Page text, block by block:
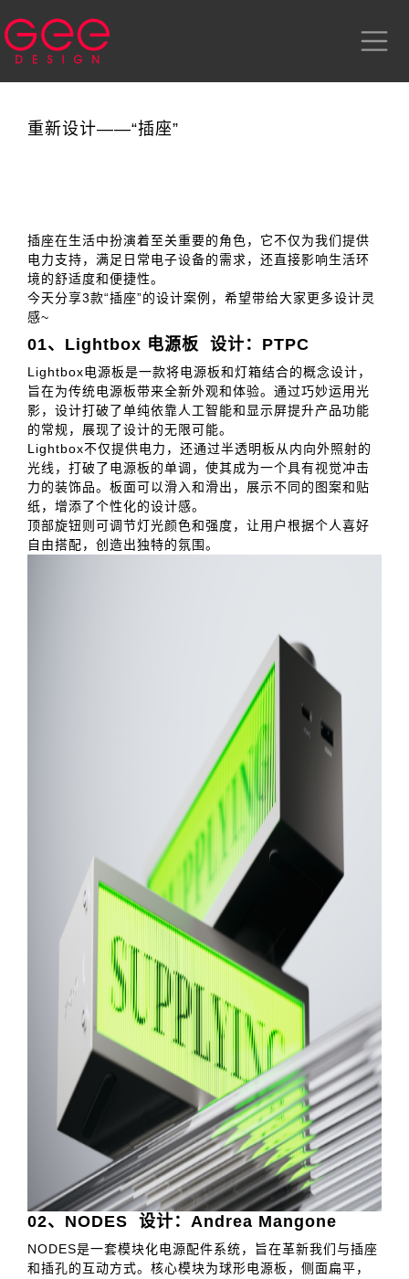
重新设计——“插座”
插座在生活中扮演着至关重要的角色，它不仅为我们提供
电力支持，满足日常电子设备的需求，还直接影响生活环
境的舒适度和便捷性。
今天分享3款“插座”的设计案例，希望带给大家更多设计灵
感~
01、 Lightbox 电源板 设计：PTPC
Lightbox电源板是一款将电源板和灯箱结合的概念设计，
旨在为传统电源板带来全新外观和体验。通过巧妙运用光
影，设计打破了单纯依靠人工智能和显示屏提升产品功能
的常规，展现了设计的无限可能。
Lightbox不仅提供电力，还通过半透明板从内向外照射的
光线，打破了电源板的单调，使其成为一个具有视觉冲击
力的装饰品。板面可以滑入和滑出，展示不同的图案和贴
纸，增添了个性化的设计感。
顶部旋钮则可调节灯光颜色和强度，让用户根据个人喜好
自由搭配，创造出独特的氛围。
02、 NODES 设计：Andrea Mangone
NODES是一套模块化电源配件系统，旨在革新我们与插座
和插孔的互动方式。核心模块为球形电源板，侧面扁平，